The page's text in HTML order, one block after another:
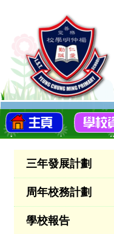
三年發展計劃
周年校務計劃
學校報告